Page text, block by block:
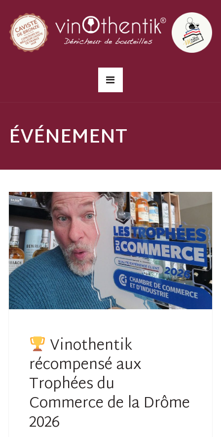
ÉVÉNEMENT
Vinothentik
récompensé aux
Trophées du
Commerce de la Drôme
2026